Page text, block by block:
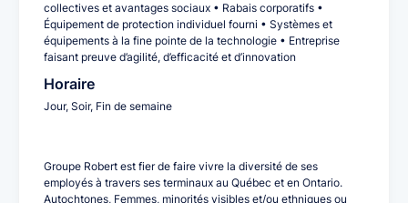
collectives et avantages sociaux • Rabais corporatifs •
Équipement de protection individuel fourni • Systèmes et
équipements à la fine pointe de la technologie • Entreprise
faisant preuve d’agilité, d’efficacité et d’innovation
Horaire
Jour, Soir, Fin de semaine
Groupe Robert est fier de faire vivre la diversité de ses
employés à travers ses terminaux au Québec et en Ontario.
Autochtones, Femmes, minorités visibles et/ou ethniques ou